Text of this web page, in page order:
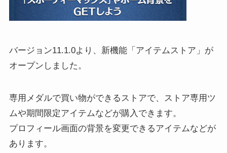
バージョン11.1.0より、新機能「アイテムストア」が
オープンしました。
専用メダルで買い物ができるストアで、ストア専用ツ
ムや期間限定アイテムなどが購入できます。
プロフィール画面の背景を変更できるアイテムなどが
あります。